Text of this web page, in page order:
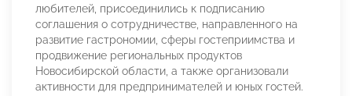
любителей, присоединились к подписанию
соглашения о сотрудничестве, направленного на
развитие гастрономии, сферы гостеприимства и
продвижение региональных продуктов
Новосибирской области, а также организовали
активности для предпринимателей и юных гостей.